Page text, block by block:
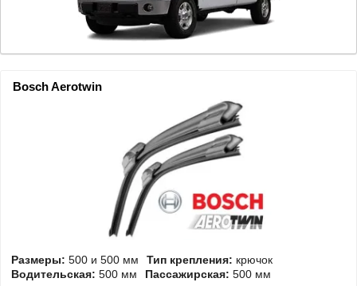
Bosch Aerotwin
Размеры: 500 и 500 мм Тип крепления: крючок
Водительская: 500 мм Пассажирская: 500 мм